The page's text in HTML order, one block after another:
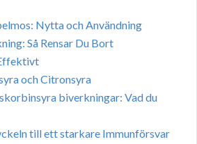
Nytta och Användning
Så Rensar Du Bort
och Citronsyra
biverkningar: Vad du
till ett starkare Immunförsvar